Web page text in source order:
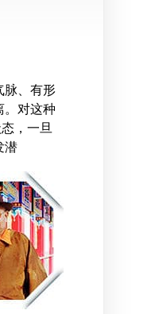
脉、有形
。对这种
态，一旦
潜